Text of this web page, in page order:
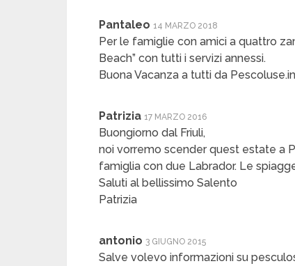
Pantaleo 14 MARZO 2018
Per le famiglie con amici a quattro
Beach” con tutti i servizi annessi.
Buona Vacanza a tutti da
Patrizia 17 MARZO 2016
Buongiorno dal Friuli,
noi vorremo scender quest estate a
famiglia con due Labrador. Le
Saluti al bellissimo Salento
Patrizia
antonio 3 GIUGNO 2015
Salve volevo informazioni su